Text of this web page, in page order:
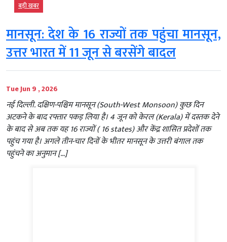
बड़ी खबर
मानसून: देश के 16 राज्यों तक पहुंचा मानसून,
उत्तर भारत में 11 जून से बरसेंगे बादल
Tue Jun 9 , 2026
नई दिल्ली. दक्षिण-पश्चिम मानसून (South-West Monsoon) कुछ दिन
अटकने के बाद रफ्तार पकड़ लिया है। 4 जून को केरल (Kerala) में दस्तक देने
के बाद से अब तक यह 16 राज्यों ( 16 states) और केंद्र शासित प्रदेशों तक
पहुंच गया है। अगले तीन-चार दिनों के भीतर मानसून के उत्तरी बंगाल तक
पहुंचने का अनुमान […]